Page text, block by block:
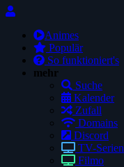
Animes
Populär
So funktioniert's
mehr
Suche
Kalender
Zufall
Domains
Discord
TV-Serien
Filmo